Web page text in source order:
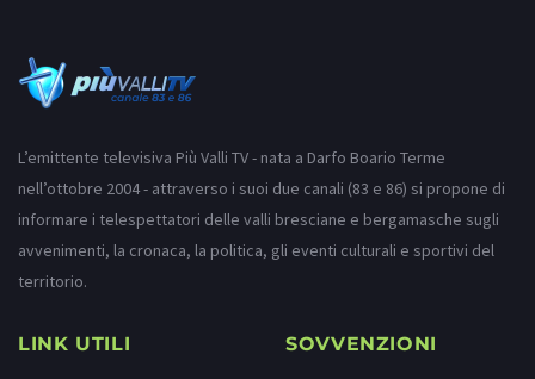
L’emittente televisiva Più Valli TV - nata a Darfo Boario Terme
nell’ottobre 2004 - attraverso i suoi due canali (83 e 86) si propone di
informare i telespettatori delle valli bresciane e bergamasche sugli
avvenimenti, la cronaca, la politica, gli eventi culturali e sportivi del
territorio.
LINK UTILI SOVVENZIONI